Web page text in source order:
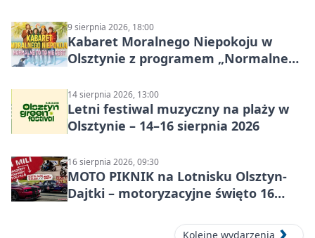
9 sierpnia 2026, 18:00
Kabaret Moralnego Niepokoju w
Olsztynie z programem „Normalne
14 sierpnia 2026, 13:00
Letni festiwal muzyczny na plaży w
Olsztynie – 14–16 sierpnia 2026
16 sierpnia 2026, 09:30
MOTO PIKNIK na Lotnisku Olsztyn-
Dajtki – motoryzacyjne święto 16
Kolejne wydarzenia